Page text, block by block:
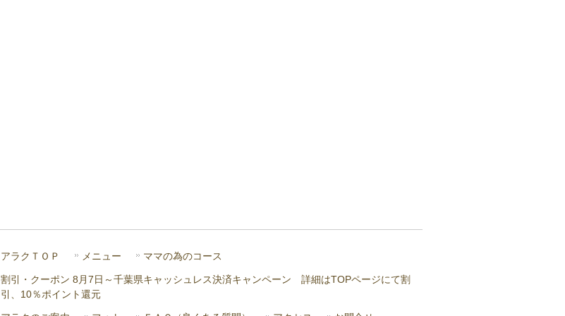
アラクＴＯＰ メニュー ママの為のコース
割引・クーポン 8月7日～千葉県キャッシュレス決済キャンペーン 詳細はTOPページにて割
引、10％ポイント還元